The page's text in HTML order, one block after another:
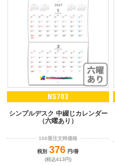
NS703
シンプルデスク 中綴じカレンダー
（六曜あり）
100冊注文時価格
税別 376 円/冊
(税込413円)